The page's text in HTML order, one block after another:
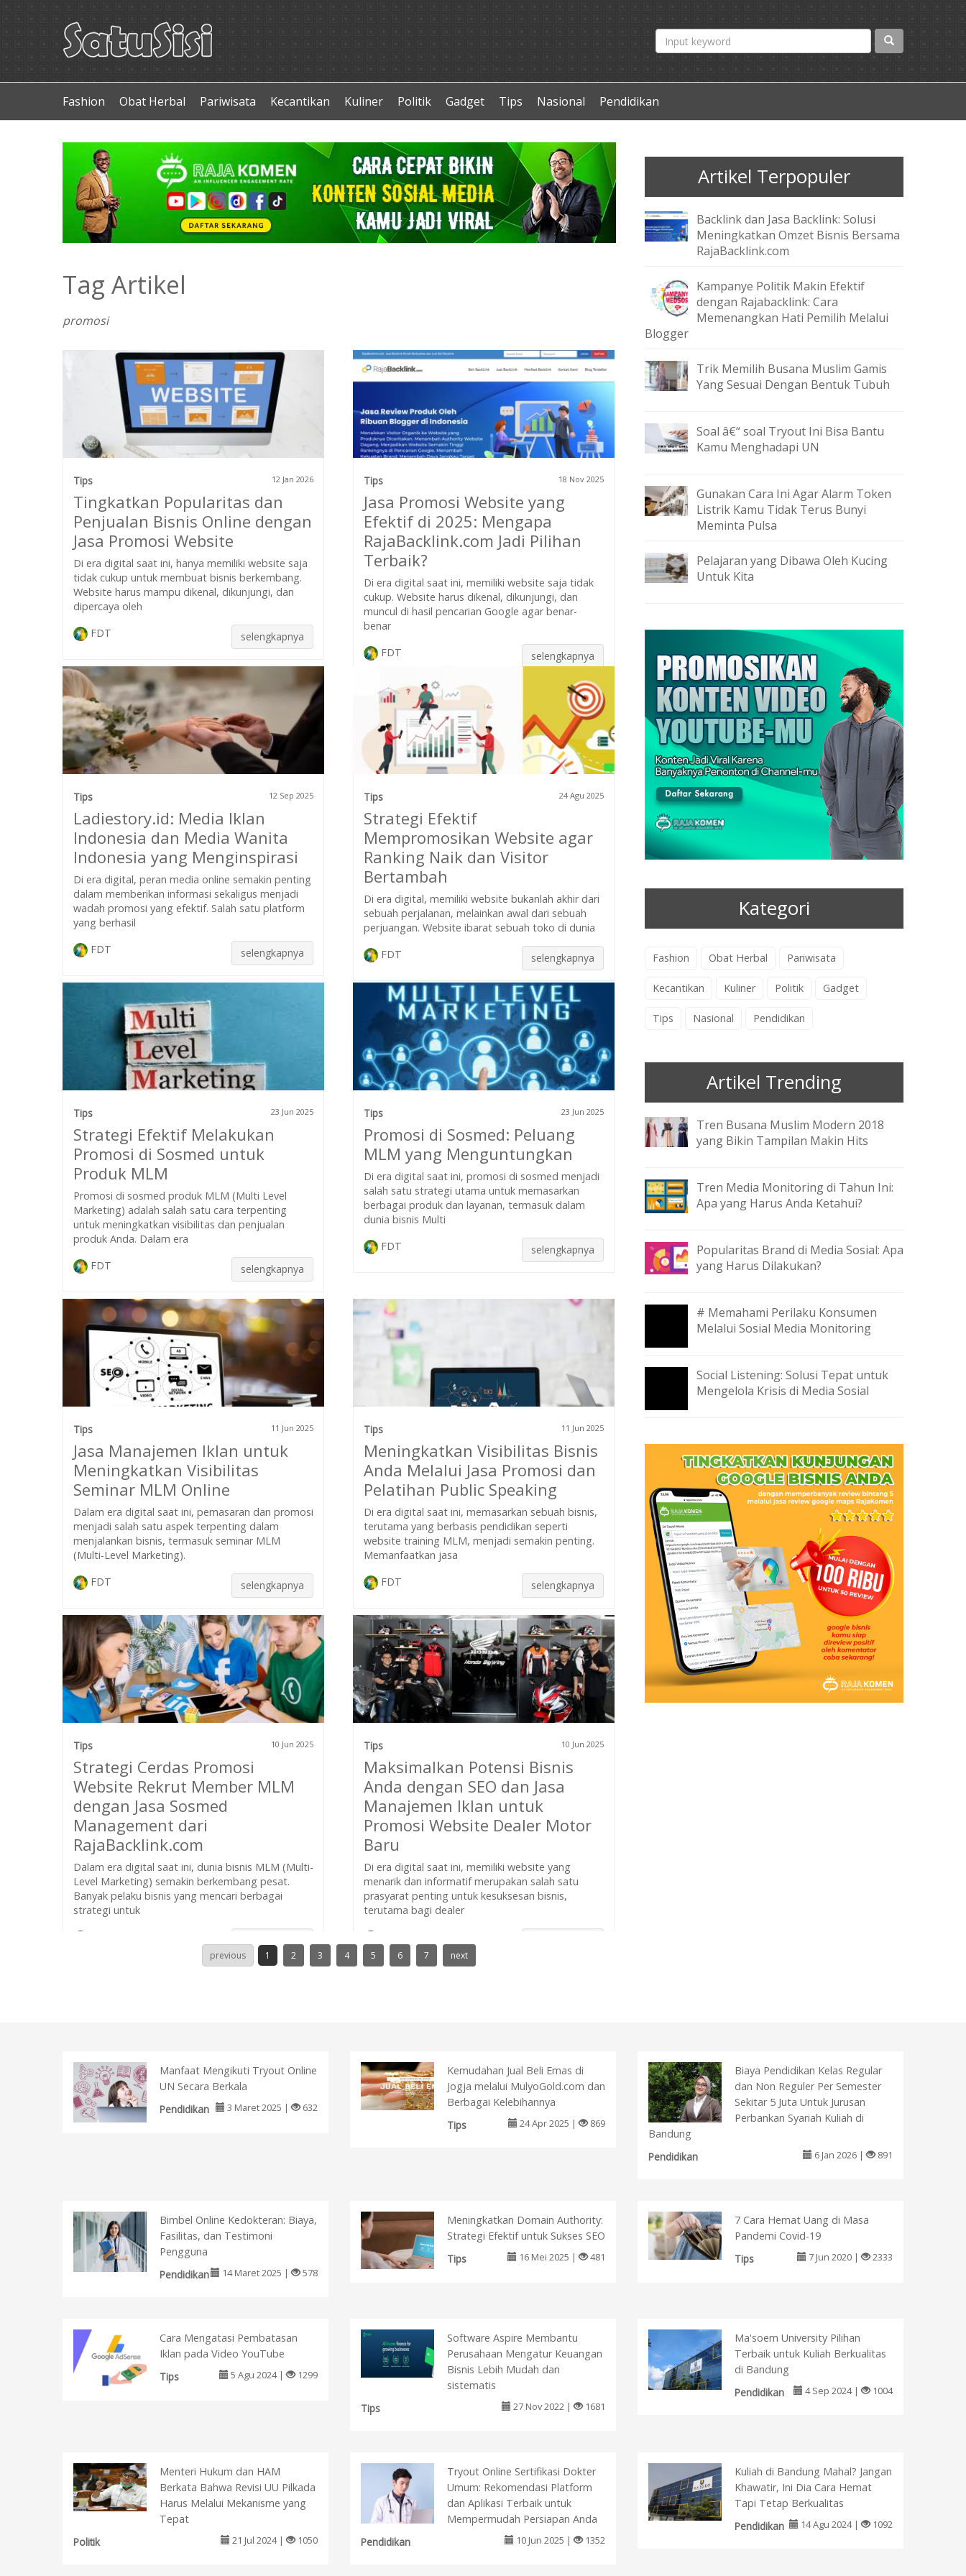
Fashion Obat Herbal Pariwisata Kecantikan Kuliner Politik Gadget Tips Nasional Pendidikan
Tag Artikel
promosi
Tips 12 Jan 2026
Tingkatkan Popularitas dan
Penjualan Bisnis Online dengan
Jasa Promosi Website
Di era digital saat ini, hanya memiliki website saja
tidak cukup untuk membuat bisnis berkembang.
Website harus mampu dikenal, dikunjungi, dan
dipercaya oleh
FDT
selengkapnya
Tips 18 Nov 2025
Jasa Promosi Website yang
Efektif di 2025: Mengapa
RajaBacklink.com Jadi Pilihan
Terbaik?
Di era digital saat ini, memiliki website saja tidak
cukup. Website harus dikenal, dikunjungi, dan
muncul di hasil pencarian Google agar benar-
benar
FDT
selengkapnya
Tips 12 Sep 2025
Ladiestory.id: Media Iklan
Indonesia dan Media Wanita
Indonesia yang Menginspirasi
Di era digital, peran media online semakin penting
dalam memberikan informasi sekaligus menjadi
wadah promosi yang efektif. Salah satu platform
yang berhasil
FDT
selengkapnya
Tips 24 Agu 2025
Strategi Efektif
Mempromosikan Website agar
Ranking Naik dan Visitor
Bertambah
Di era digital, memiliki website bukanlah akhir dari
sebuah perjalanan, melainkan awal dari sebuah
perjuangan. Website ibarat sebuah toko di dunia
FDT
selengkapnya
Tips 23 Jun 2025
Strategi Efektif Melakukan
Promosi di Sosmed untuk
Produk MLM
Promosi di sosmed produk MLM (Multi Level
Marketing) adalah salah satu cara terpenting
untuk meningkatkan visibilitas dan penjualan
produk Anda. Dalam era
FDT
selengkapnya
Tips 23 Jun 2025
Promosi di Sosmed: Peluang
MLM yang Menguntungkan
Di era digital saat ini, promosi di sosmed menjadi
salah satu strategi utama untuk memasarkan
berbagai produk dan layanan, termasuk dalam
dunia bisnis Multi
FDT
selengkapnya
Tips 11 Jun 2025
Jasa Manajemen Iklan untuk
Meningkatkan Visibilitas
Seminar MLM Online
Dalam era digital saat ini, pemasaran dan promosi
menjadi salah satu aspek terpenting dalam
menjalankan bisnis, termasuk seminar MLM
(Multi-Level Marketing).
FDT
selengkapnya
Tips 11 Jun 2025
Meningkatkan Visibilitas Bisnis
Anda Melalui Jasa Promosi dan
Pelatihan Public Speaking
Di era digital saat ini, memasarkan sebuah bisnis,
terutama yang berbasis pendidikan seperti
website training MLM, menjadi semakin penting.
Memanfaatkan jasa
FDT
selengkapnya
Tips 10 Jun 2025
Strategi Cerdas Promosi
Website Rekrut Member MLM
dengan Jasa Sosmed
Management dari
RajaBacklink.com
Dalam era digital saat ini, dunia bisnis MLM (Multi-
Level Marketing) semakin berkembang pesat.
Banyak pelaku bisnis yang mencari berbagai
strategi untuk
Tips 10 Jun 2025
Maksimalkan Potensi Bisnis
Anda dengan SEO dan Jasa
Manajemen Iklan untuk
Promosi Website Dealer Motor
Baru
Di era digital saat ini, memiliki website yang
menarik dan informatif merupakan salah satu
prasyarat penting untuk kesuksesan bisnis,
terutama bagi dealer
previous 1 2 3 4 5 6 7 next
Artikel Terpopuler
Backlink dan Jasa Backlink: Solusi
Meningkatkan Omzet Bisnis Bersama
RajaBacklink.com
Kampanye Politik Makin Efektif
dengan Rajabacklink: Cara
Memenangkan Hati Pemilih Melalui
Blogger
Trik Memilih Busana Muslim Gamis
Yang Sesuai Dengan Bentuk Tubuh
Soal â€“ soal Tryout Ini Bisa Bantu
Kamu Menghadapi UN
Gunakan Cara Ini Agar Alarm Token
Listrik Kamu Tidak Terus Bunyi
Meminta Pulsa
Pelajaran yang Dibawa Oleh Kucing
Untuk Kita
Kategori
Fashion Obat Herbal Pariwisata
Kecantikan Kuliner Politik Gadget
Tips Nasional Pendidikan
Artikel Trending
Tren Busana Muslim Modern 2018
yang Bikin Tampilan Makin Hits
Tren Media Monitoring di Tahun Ini:
Apa yang Harus Anda Ketahui?
Popularitas Brand di Media Sosial: Apa
yang Harus Dilakukan?
# Memahami Perilaku Konsumen
Melalui Sosial Media Monitoring
Social Listening: Solusi Tepat untuk
Mengelola Krisis di Media Sosial
Manfaat Mengikuti Tryout Online
UN Secara Berkala
Pendidikan
3 Maret 2025 | 632
Kemudahan Jual Beli Emas di
Jogja melalui MulyoGold.com dan
Berbagai Kelebihannya
Tips
24 Apr 2025 | 869
Biaya Pendidikan Kelas Regular
dan Non Reguler Per Semester
Sekitar 5 Juta Untuk Jurusan
Perbankan Syariah Kuliah di
Bandung
Pendidikan
6 Jan 2026 | 891
Bimbel Online Kedokteran: Biaya,
Fasilitas, dan Testimoni
Pengguna
Pendidikan
14 Maret 2025 | 578
Meningkatkan Domain Authority:
Strategi Efektif untuk Sukses SEO
Tips
16 Mei 2025 | 481
7 Cara Hemat Uang di Masa
Pandemi Covid-19
Tips
7 Jun 2020 | 2333
Cara Mengatasi Pembatasan
Iklan pada Video YouTube
Tips
5 Agu 2024 | 1299
Software Aspire Membantu
Perusahaan Mengatur Keuangan
Bisnis Lebih Mudah dan
sistematis
Tips
27 Nov 2022 | 1681
Ma'soem University Pilihan
Terbaik untuk Kuliah Berkualitas
di Bandung
Pendidikan
4 Sep 2024 | 1004
Menteri Hukum dan HAM
Berkata Bahwa Revisi UU Pilkada
Harus Melalui Mekanisme yang
Tepat
Politik
21 Jul 2024 | 1050
Tryout Online Sertifikasi Dokter
Umum: Rekomendasi Platform
dan Aplikasi Terbaik untuk
Mempermudah Persiapan Anda
Pendidikan
10 Jun 2025 | 1352
Kuliah di Bandung Mahal? Jangan
Khawatir, Ini Dia Cara Hemat
Tapi Tetap Berkualitas
Pendidikan
14 Agu 2024 | 1092